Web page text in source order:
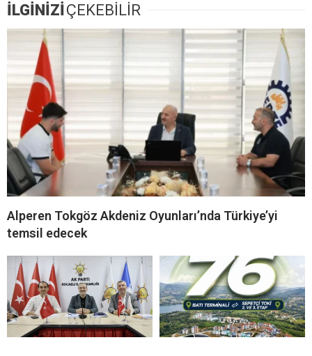
İLGİNİZİÇEKEBİLİR
Alperen Tokgöz Akdeniz Oyunları’nda Türkiye’yi
temsil edecek